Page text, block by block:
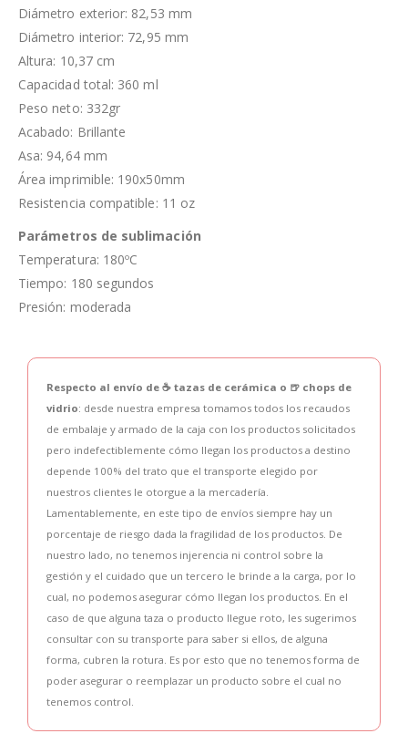
Diámetro exterior: 82,53 mm
Diámetro interior: 72,95 mm
Altura: 10,37 cm
Capacidad total: 360 ml
Peso neto: 332gr
Acabado: Brillante
Asa: 94,64 mm
Área imprimible: 190x50mm
Resistencia compatible: 11 oz
Parámetros de sublimación
Temperatura: 180ºC
Tiempo: 180 segundos
Presión: moderada
Respecto al envío de ☕ tazas de cerámica o 🍺 chops de
vidrio: desde nuestra empresa tomamos todos los recaudos
de embalaje y armado de la caja con los productos solicitados
pero indefectiblemente cómo llegan los productos a destino
depende 100% del trato que el transporte elegido por
nuestros clientes le otorgue a la mercadería.
Lamentablemente, en este tipo de envíos siempre hay un
porcentaje de riesgo dada la fragilidad de los productos. De
nuestro lado, no tenemos injerencia ni control sobre la
gestión y el cuidado que un tercero le brinde a la carga, por lo
cual, no podemos asegurar cómo llegan los productos. En el
caso de que alguna taza o producto llegue roto, les sugerimos
consultar con su transporte para saber si ellos, de alguna
forma, cubren la rotura. Es por esto que no tenemos forma de
poder asegurar o reemplazar un producto sobre el cual no
tenemos control.